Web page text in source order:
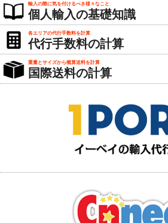
輸入の際に気を付けるべき様々なこと
個人輸入の基礎知識
各エリアの代行手数料を計算
代行手数料の計算
重量とサイズから概算送料を計算
国際送料の計算